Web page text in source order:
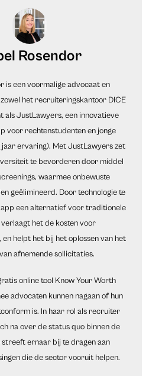
Rosendor
is een voormalige advocaat en
het recruiteringskantoor DICE
als JustLawyers, een innovatieve
voor rechtenstudenten en jonge
jaar ervaring). Met JustLawyers zet
te bevorderen door middel
waarmee onbewuste
geëlimineerd. Door technologie te
een alternatief voor traditionele
het de kosten voor
helpt het bij het oplossen van het
afnemende sollicitaties.
online tool Know Your Worth
advocaten kunnen nagaan of hun
is. In haar rol als recruiter
na over de status quo binnen de
streeft ernaar bij te dragen aan
die de sector vooruit helpen.